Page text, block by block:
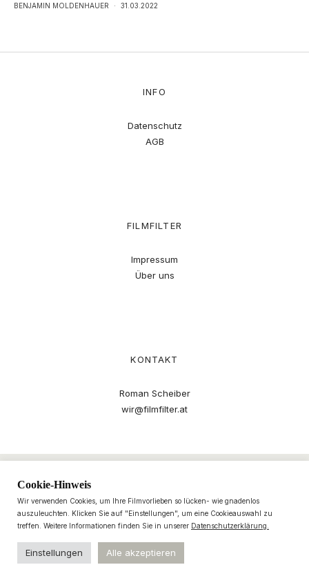
BENJAMIN MOLDENHAUER · 31.03.2022
INFO
Datenschutz
AGB
FILMFILTER
Impressum
Über uns
KONTAKT
Roman Scheiber
wir@filmfilter.at
Cookie-Hinweis
Wir verwenden Cookies, um Ihre Filmvorlieben so lücken- wie gnadenlos
auszuleuchten. Klicken Sie auf "Einstellungen", um eine Cookieauswahl zu
treffen. Weitere Informationen finden Sie in unserer Datenschutzerklärung.
Einstellungen Alle akzeptieren